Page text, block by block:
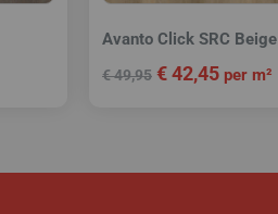
Avanto Click SRC Beige
€49,95 €42,45 per m²